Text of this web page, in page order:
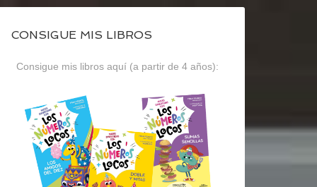
CONSIGUE MIS LIBROS
Consigue mis libros aquí (a partir de 4 años):